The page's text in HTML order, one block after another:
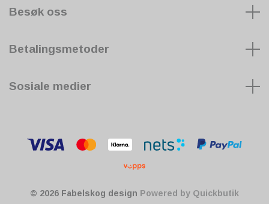
Besøk oss
Betalingsmetoder
Sosiale medier
© 2026 Fabelskog design Powered by Quickbutik